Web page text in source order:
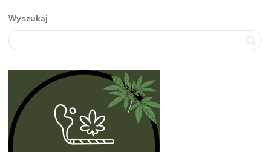
Wyszukaj